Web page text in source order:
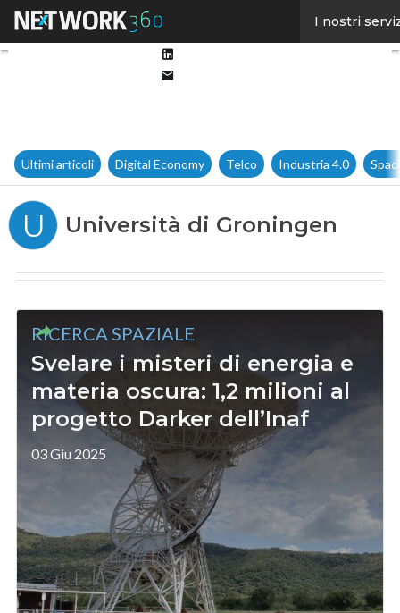
I nostri
Ultimi articoli Digital Economy Telco Industria 4.0
U Università di Groningen
RICERCA SPAZIALE
Svelare i misteri di energia e
materia oscura: 1,2 milioni al
progetto Darker dell’Inaf
03 Giu 2025